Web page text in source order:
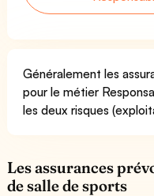
Généralement les
pour le métier
les deux risques
Les assurances
de salle de sports